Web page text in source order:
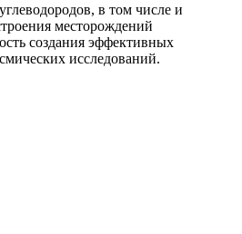
в том числе и
месторождений
создания эффективных
исследований.